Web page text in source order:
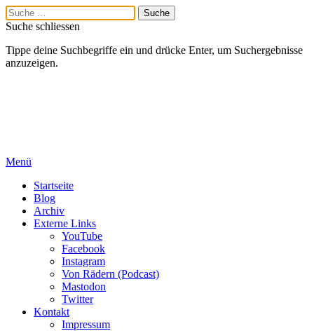
Suche schliessen
Tippe deine Suchbegriffe ein und drücke Enter, um Suchergebnisse
anzuzeigen.
Menü
Startseite
Blog
Archiv
Externe Links
YouTube
Facebook
Instagram
Von Rädern (Podcast)
Mastodon
Twitter
Kontakt
Impressum